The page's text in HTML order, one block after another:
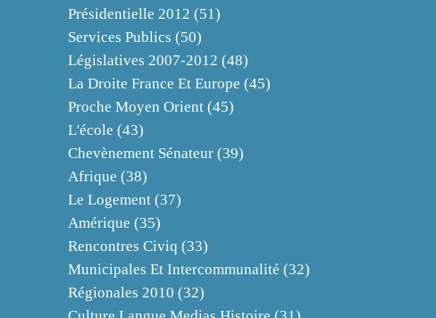
Présidentielle 2012 (51)
Services Publics (50)
Législatives 2007-2012 (48)
La Droite France Et Europe (45)
Proche Moyen Orient (45)
L'école (43)
Chevènement Sénateur (39)
Afrique (38)
Le Logement (37)
Amérique (35)
Rencontres Civiq (33)
Municipales Et Intercommunalité (32)
Régionales 2010 (32)